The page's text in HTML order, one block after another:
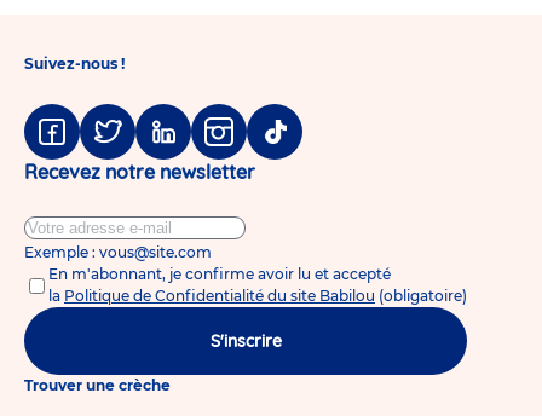
Suivez-nous !
Facebook
TwitterLinkedinInstagram
Tiktok
Recevez notre newsletter
Exemple : vous@site.com
En m'abonnant, je confirme avoir lu et accepté
la Politique de Confidentialité du site Babilou (obligatoire)
S'inscrire
Trouver une crèche